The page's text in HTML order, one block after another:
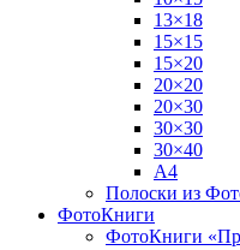
13×18
15×15
15×20
20×20
20×30
30×30
30×40
A4
Полоски из
ФотоКниги
ФотоКниги